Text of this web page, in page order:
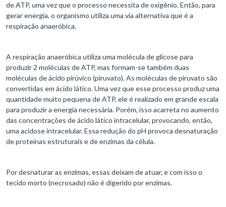
de ATP, uma vez que o processo necessita de oxigênio. Então, para
gerar energia, o organismo utiliza uma via alternativa que é a
respiração anaeróbica.
A respiração anaeróbica utiliza uma molécula de glicose para
produzir 2 moléculas de ATP, mas formam-se também duas
moléculas de ácido pirúvico (piruvato). As moléculas de piruvato são
convertidas em ácido lático. Uma vez que esse processo produz uma
quantidade muito pequena de ATP, ele é realizado em grande escala
para produzir a energia necessária. Porém, isso acarreta no aumento
das concentrações de ácido lático intracelular, provocando, então,
uma acidose intracelular. Essa redução do pH provoca desnaturação
de proteínas estruturais e de enzimas da célula.
Por desnaturar as enzimas, essas deixam de atuar, e com isso o
tecido morto (necrosado) não é digerido por enzimas.